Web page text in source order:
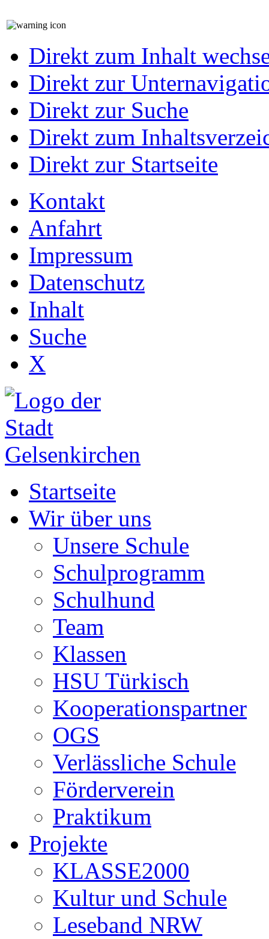
Direkt zum Inhalt
Direkt zur
Direkt zur Suche
Direkt zum
Direkt zur Startseite
Kontakt
Anfahrt
Impressum
Datenschutz
Inhalt
Suche
X
Startseite
Wir über uns
Unsere Schule
Schulprogramm
Schulhund
Team
Klassen
HSU Türkisch
Kooperationspartner
OGS
Verlässliche Schule
Förderverein
Praktikum
Projekte
KLASSE2000
Kultur und Schule
Leseband NRW